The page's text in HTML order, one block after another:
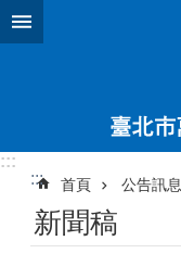
跳到主要內容區塊
:::
:::
首頁 公告訊息
新聞稿